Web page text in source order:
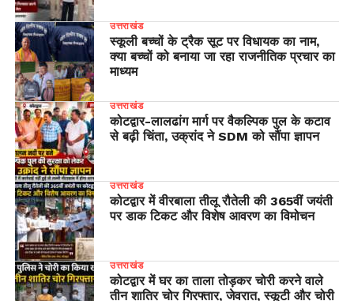
उत्तराखंड
स्कूली बच्चों के ट्रैक सूट पर विधायक का नाम,
क्या बच्चों को बनाया जा रहा राजनीतिक प्रचार का
माध्यम
उत्तराखंड
​कोटद्वार-लालढांग मार्ग पर वैकल्पिक पुल के कटाव
से बढ़ी चिंता, उक्रांद ने SDM को सौंपा ज्ञापन
उत्तराखंड
कोटद्वार में वीरबाला तीलू रौतेली की 365वीं जयंती
पर डाक टिकट और विशेष आवरण का विमोचन
उत्तराखंड
कोटद्वार में घर का ताला तोड़कर चोरी करने वाले
तीन शातिर चोर गिरफ्तार, जेवरात, स्कूटी और चोरी